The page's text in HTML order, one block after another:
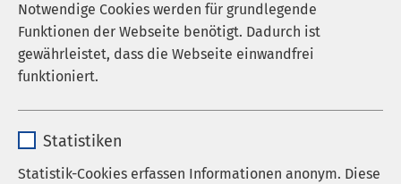
Notwendige Cookies werden für grundlegende
Funktionen der Webseite benötigt. Dadurch ist
gewährleistet, dass die Webseite einwandfrei
funktioniert.
Anbieter sgalinski
Statistiken
Statistik-Cookies erfassen Informationen anonym. Diese